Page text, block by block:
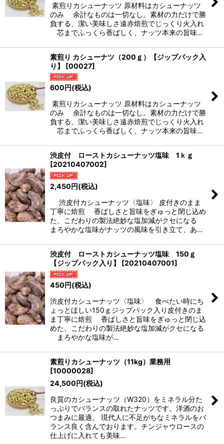
絞り込む
素煎りカシューナッツ 原材料はカシューナッツ
のみ 余計なものは一切なし。素材の力だけで勝
負する、潔い美味しさ遠赤焙煎でじっくり火入れ
芯までふっくら香ばしく、ナッツ本来の旨味…
素煎り カシューナツ（200ｇ）【ジップパック入
り】
[00027]
600 円(税込)
素煎りカシューナッツ 原材料はカシューナッツ
のみ 余計なものは一切なし。素材の力だけで勝
負する、潔い美味しさ遠赤焙煎でじっくり火入れ
芯までふっくら香ばしく、ナッツ本来の旨味…
渋皮付 ローストカシューナッツ塩味 1ｋｇ
[20210407002]
2,450円(税込)
渋皮付カシューナッツ〈塩味〉 皮付きのまま
丁寧に焙煎 香ばしさと旨味をぎゅっと閉じ込め
た、こだわりの製法絶妙な塩加減がクセになる
まろやかな塩味がナッツの風味を引き立て、あ…
渋皮付 ローストカシューナッツ塩味 150ｇ
【ジップパック入り】
[20210407001]
450円(税込)
渋皮付カシューナッツ〈塩味〉 食べたい時にち
ょっとほしい150ｇジップパック入り皮付きのま
ま丁寧に焙煎 香ばしさと旨味をぎゅっと閉じ込
めた、こだわりの製法絶妙な塩加減がクセになる
まろやかな塩味が…
素煎りカシューナッツ（11kg）業務用
[10000028]
24,500円(税込)
良質のカシューナッツ（W320）をミネラル分た
っぷりでバランスの取れたナッツです。洋酒のお
つまみに最適。 現代人に不足がちなミネラルをバ
ランス良く含んでおります。チンジャウロースの
仕上げに入れても美味…